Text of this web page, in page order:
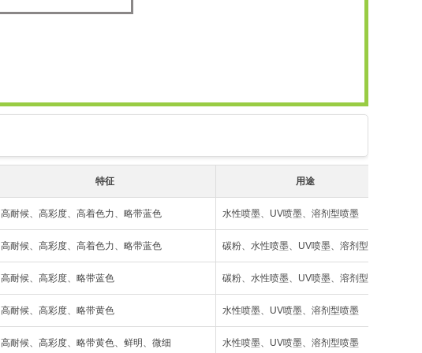
特征 用途
高耐候、高彩度、高着色力、略带蓝色 水性喷墨、UV喷墨、溶剂型喷墨
高耐候、高彩度、高着色力、略带蓝色 碳粉、水性喷墨、UV喷墨、溶剂型喷墨
高耐候、高彩度、略带蓝色 碳粉、水性喷墨、UV喷墨、溶剂型喷墨
高耐候、高彩度、略带黄色 水性喷墨、UV喷墨、溶剂型喷墨
高耐候、高彩度、略带黄色、鲜明、微细 水性喷墨、UV喷墨、溶剂型喷墨